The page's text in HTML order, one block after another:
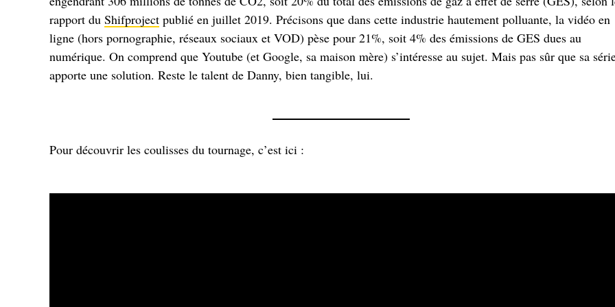
rapport du Shifproject publié en juillet 2019. Précisons que dans cette industrie hautement polluante, la vidéo en
ligne (hors pornographie, réseaux sociaux et VOD) pèse pour 21%, soit 4% des émissions de GES dues au
numérique. On comprend que Youtube (et Google, sa maison mère) s’intéresse au sujet. Mais pas sûr que sa
apporte une solution. Reste le talent de Danny, bien tangible, lui.
Pour découvrir les coulisses du tournage, c’est ici :